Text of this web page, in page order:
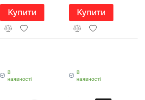
Купити Купити
В
наявності
В
наявності